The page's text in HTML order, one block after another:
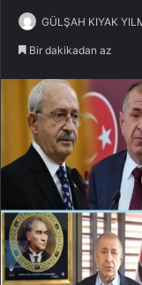
GÜLŞAH KIYAK
Bir dakikadan az